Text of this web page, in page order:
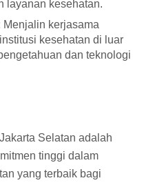
layanan kesehatan.
Menjalin kerjasama
kesehatan di luar
dan teknologi
Selatan adalah
tinggi dalam
yang terbaik bagi